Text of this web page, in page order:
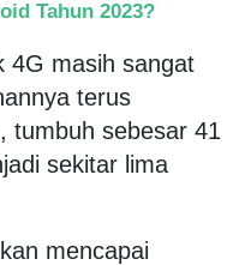
Tahun 2023?
4G masih sangat
terus
tumbuh sebesar 41
sekitar lima
mencapai